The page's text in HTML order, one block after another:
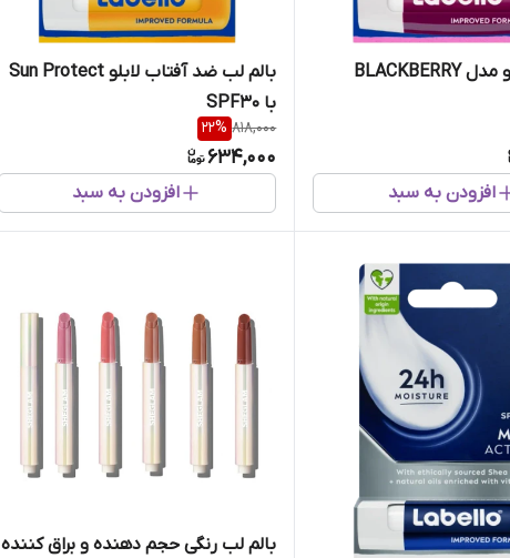
بالم لب لابلو مدل BLACKBERRY
افزودن به سبد
بالم لب ضد آفتاب لابلو Sun Protect
با SPF30
818,000
22%
634,000
افزودن به سبد
بالم لب رنگی حجم دهنده و براق کننده